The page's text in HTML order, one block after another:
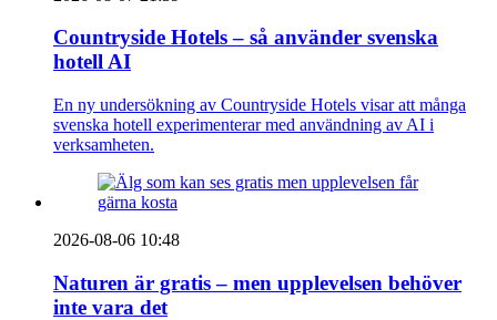
Countryside Hotels – så använder svenska
hotell AI
En ny undersökning av Countryside Hotels visar att många
svenska hotell experimenterar med användning av AI i
verksamheten.
2026-08-06 10:48
Naturen är gratis – men upplevelsen behöver
inte vara det